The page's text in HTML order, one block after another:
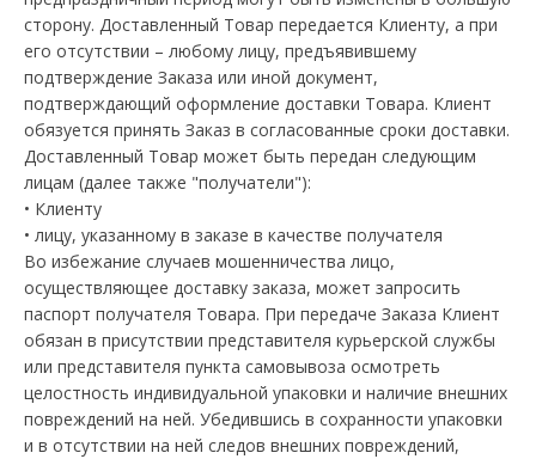
сторону. Доставленный Товар передается Клиенту, а при
его отсутствии – любому лицу, предъявившему
подтверждение Заказа или иной документ,
подтверждающий оформление доставки Товара. Клиент
обязуется принять Заказ в согласованные сроки доставки.
Доставленный Товар может быть передан следующим
лицам (далее также "получатели"):
• Клиенту
• лицу, указанному в заказе в качестве получателя
Во избежание случаев мошенничества лицо,
осуществляющее доставку заказа, может запросить
паспорт получателя Товара. При передаче Заказа Клиент
обязан в присутствии представителя курьерской службы
или представителя пункта самовывоза осмотреть
целостность индивидуальной упаковки и наличие внешних
повреждений на ней. Убедившись в сохранности упаковки
и в отсутствии на ней следов внешних повреждений,